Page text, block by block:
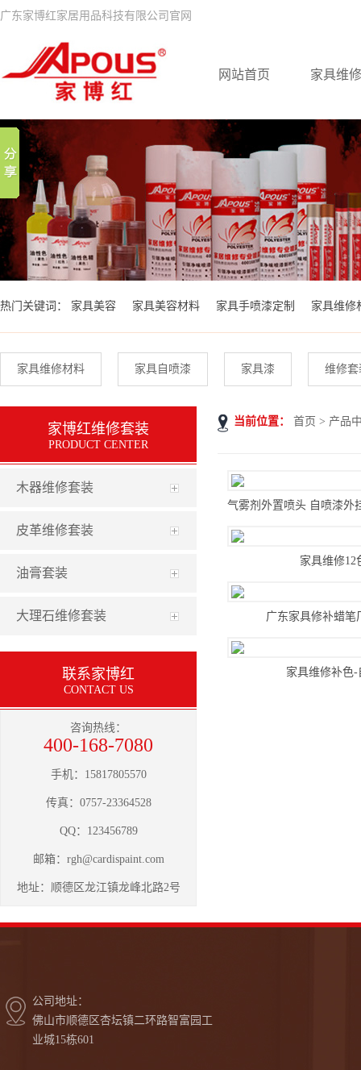
广东家博红家居用品科技有限公司官网
网站首页 家具维
热门关键词： 家具美容 家具美容材料 家具手喷漆定制 家具维修
家具维修材料 家具自喷漆 家具漆 维修套
当前位置： 首页 > 产品
家具维修12
广东家具修补蜡笔
家具维修补色-
家博红维修套装
PRODUCT CENTER
木器维修套装
皮革维修套装
油膏套装
大理石维修套装
联系家博红
CONTACT US
咨询热线：
400-168-7080
手机：15817805570
传真：0757-23364528
QQ：123456789
邮箱： rgh@cardispaint.com
地址：顺德区龙江镇龙峰北路2号
公司地址：
佛山市顺德区杏坛镇二环路智富园工
业城15栋601